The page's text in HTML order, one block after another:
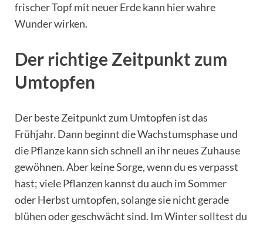
frischer Topf mit neuer Erde kann hier wahre
Wunder wirken.
Der richtige Zeitpunkt zum
Umtopfen
Der beste Zeitpunkt zum Umtopfen ist das
Frühjahr. Dann beginnt die Wachstumsphase und
die Pflanze kann sich schnell an ihr neues Zuhause
gewöhnen. Aber keine Sorge, wenn du es verpasst
hast; viele Pflanzen kannst du auch im Sommer
oder Herbst umtopfen, solange sie nicht gerade
blühen oder geschwächt sind. Im Winter solltest du